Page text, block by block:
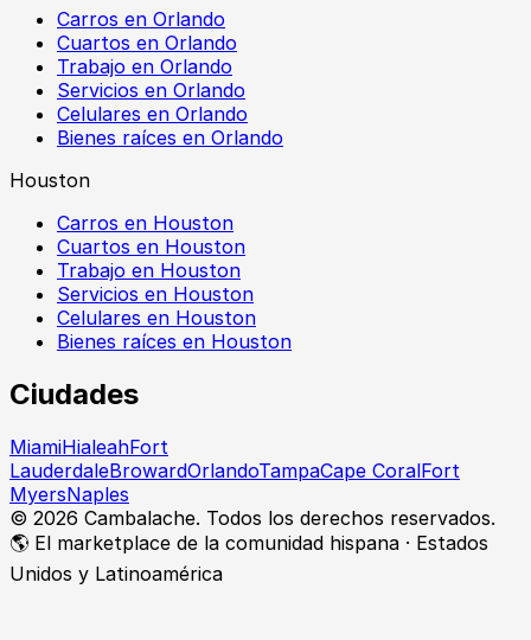
Carros en Orlando
Cuartos en Orlando
Trabajo en Orlando
Servicios en Orlando
Celulares en Orlando
Bienes raíces en Orlando
Houston
Carros en Houston
Cuartos en Houston
Trabajo en Houston
Servicios en Houston
Celulares en Houston
Bienes raíces en Houston
Ciudades
MiamiHialeahFort
LauderdaleBrowardOrlandoTampaCape CoralFort
MyersNaples
© 2026 Cambalache. Todos los derechos reservados.
🌎 El marketplace de la comunidad hispana · Estados
Unidos y Latinoamérica